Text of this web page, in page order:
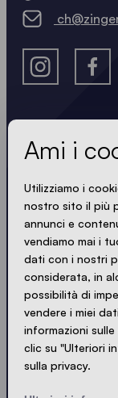
Scopri
Sempre
informazioni
compatto.
SONO
Ami i
Utilizziamo i
nostro sito il più
annunci e
vendiamo mai i
dati con i nostri
considerata, in
possibilità di
vendere i miei
informazioni
clic su "Ulteriori
sulla privacy.